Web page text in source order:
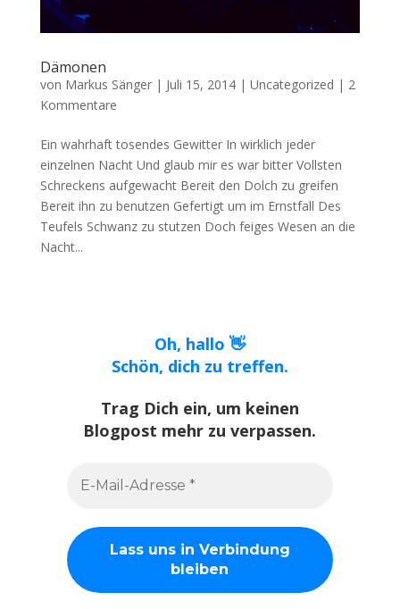
Dämonen
von Markus Sänger| Juli 15, 2014| Uncategorized | 2
Kommentare
Ein wahrhaft tosendes Gewitter In wirklich jeder
einzelnen Nacht Und glaub mir es war bitter Vollsten
Schreckens aufgewacht Bereit den Dolch zu greifen
Bereit ihn zu benutzen Gefertigt um im Ernstfall Des
Teufels Schwanz zu stutzen Doch feiges Wesen an die
Nacht...
Oh, hallo 👋
Schön, dich zu treffen.
Trag Dich ein, um keinen
Blogpost mehr zu verpassen.